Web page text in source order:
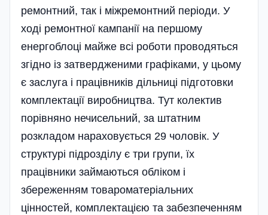
ремонтний, так і міжремонтний періоди. У
ході ремонтної кампанії на першому
енергоблоці майже всі роботи проводяться
згідно із затвердженими графіками, у цьому
є заслуга і працівників дільниці підготовки
комплектації виробництва. Тут колектив
порівняно нечисельний, за штатним
розкладом нараховується 29 чоловік. У
структурі підрозділу є три групи, їх
працівники займаються обліком і
збереженням товароматеріальних
цінностей, комплектацією та забезпеченням